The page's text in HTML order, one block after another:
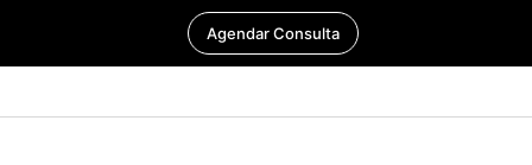
Agendar Consulta